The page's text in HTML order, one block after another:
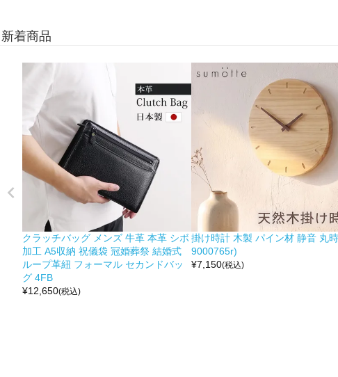
新着商品
クラッチバッグ メンズ 牛革 本革 シボ
加工 A5収納 祝儀袋 冠婚葬祭 結婚式
ループ革紐 フォーマル セカンドバッ
グ 4FB
¥12,650(税込)
掛け時計 木製 パイン材 静音 丸
9000765r)
¥7,150(税込)